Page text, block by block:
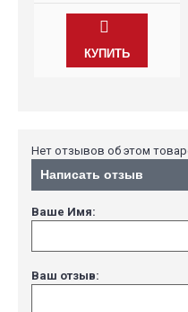
КУПИТЬ
Нет отзывов об этом
Написать отзыв
Ваше Имя:
Ваш отзыв: